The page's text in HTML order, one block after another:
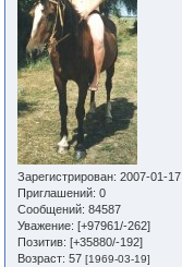
Зарегистрирован: 2007-01-17
Приглашений: 0
Сообщений: 84587
Уважение: [+97961/-262]
Позитив: [+35880/-192]
Возраст: 57[1969-03-19]